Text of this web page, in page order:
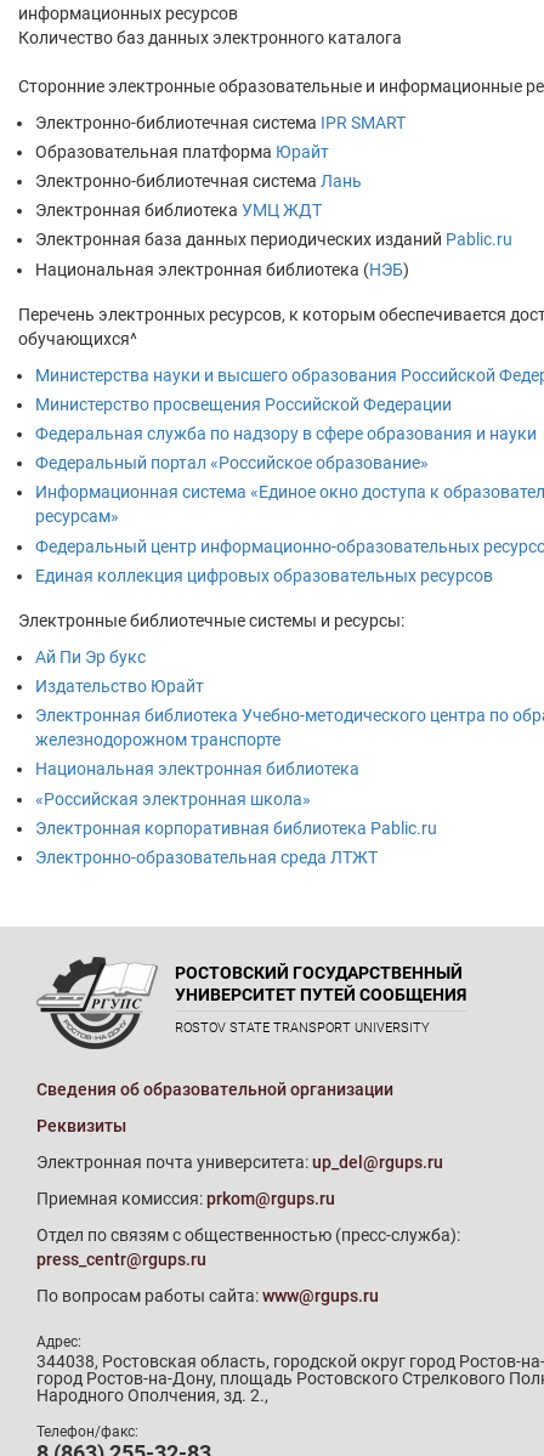
информационных ресурсов
Количество баз данных электронного каталога
Сторонние электронные образовательные и информационные
Электронно-библиотечная система IPR SMART
Образовательная платформа Юрайт
Электронно-библиотечная система Лань
Электронная библиотека УМЦ ЖДТ
Электронная база данных периодических изданий Pablic.ru
Национальная электронная библиотека (НЭБ)
Перечень электронных ресурсов, к которым обеспечивается
обучающихся^
Министерства науки и высшего образования Российской
Министерство просвещения Российской Федерации
Федеральная служба по надзору в сфере образования и науки
Федеральный портал «Российское образование»
Информационная система «Единое окно доступа к
ресурсам»
Федеральный центр информационно-образовательных
Единая коллекция цифровых образовательных ресурсов
Электронные библиотечные системы и ресурсы:
Ай Пи Эр букс
Издательство Юрайт
Электронная библиотека Учебно-методического центра по
железнодорожном транспорте
Национальная электронная библиотека
«Российская электронная школа»
Электронная корпоративная библиотека Pablic.ru
Электронно-образовательная среда ЛТЖТ
РОСТОВСКИЙ ГОСУДАРСТВЕННЫЙ
УНИВЕРСИТЕТ ПУТЕЙ СООБЩЕНИЯ
ROSTOV STATE TRANSPORT UNIVERSITY
Сведения об образовательной организации
Реквизиты
Электронная почта университета:up_del@rgups.ru
Приемная комиссия:prkom@rgups.ru
Отдел по связям с общественностью (пресс-служба):
press_centr@rgups.ru
По вопросам работы сайта:www@rgups.ru
Адрес:
344038, Ростовская область, городской округ город Ростов-
город Ростов-на-Дону, площадь Ростовского Стрелкового
Народного Ополчения, зд. 2.,
Телефон/факс: